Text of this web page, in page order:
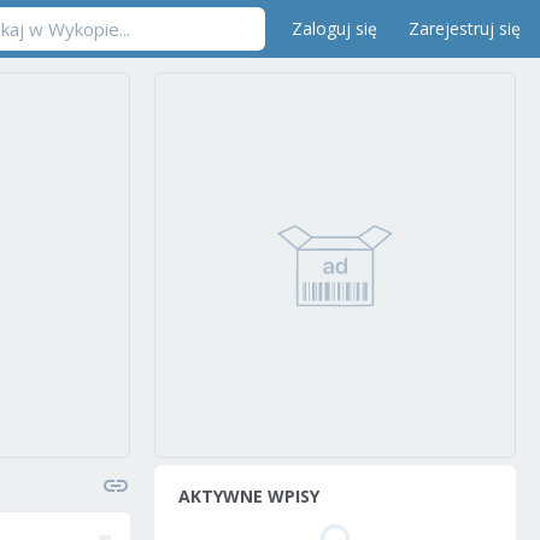
Zaloguj się Zarejestruj się
AKTYWNE WPISY